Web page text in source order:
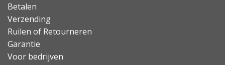
Betalen
Verzending
Ruilen of Retourneren
Garantie
Voor bedrijven